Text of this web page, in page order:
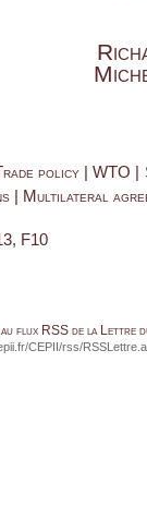
policy | WTO
| Multilateral
F10
au flux RSS de la Lettre
CEPII/rss/